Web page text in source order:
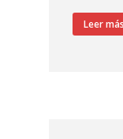
Leer más